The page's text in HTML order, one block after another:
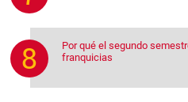
Por qué el segundo
franquicias